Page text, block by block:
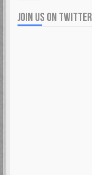
JOIN US ON TWITTER